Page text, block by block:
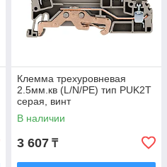
Клемма трехуровневая
2.5мм.кв (L/N/PE) тип PUK2T
серая, винт
В наличии
3 607 ₸